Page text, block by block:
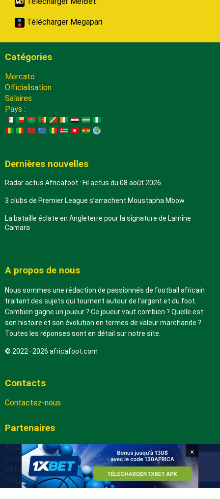
Télécharger Megapari
Catégories
Mercato
Officialisation
Salaires
Pays :
Dernières nouvelles
Radar actus Africafoot : Fil actus du 08 août 2026
3 clubs de Premier League s’arrachent Moustapha Mbow
La bataille éclate en Angleterre pour la signature de Lamine
Camara
A propos de nous
Nous sommes une rédaction de passionnés de football africain
traitant des sujets qui tournent autour de l’argent et du foot.
Combien gagne un joueur ? Ce joueur vaut combien ? Quelle est
son histoire et son évolution en termes de valeur marchande ?
Toutes les réponses sont en détail sur notre site.
© 2022–2026 africafoot.com
Contacts
Contactez-nous
Partenaires
1xbetapk.africafoot.com
melbet.africafoot.com
betwinnerapp.africafoot.com
megapari.africafoot.com
888starz.africafoot.com
×